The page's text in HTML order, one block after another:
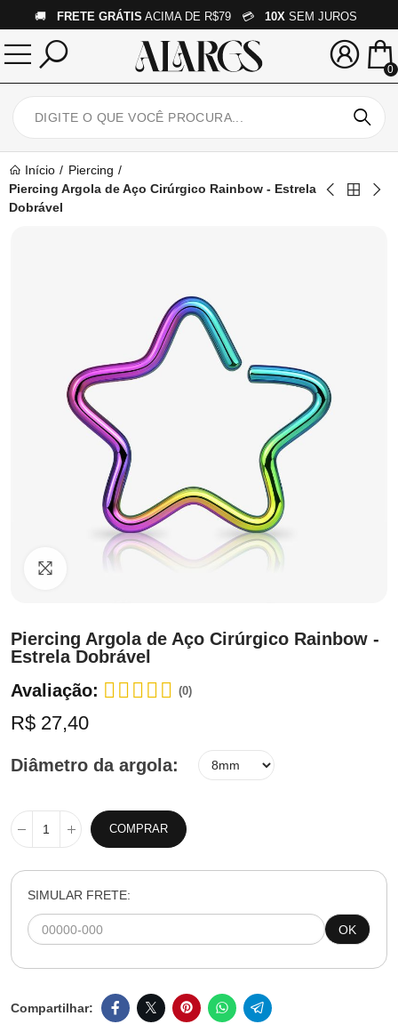
🚚 FRETE GRÁTIS ACIMA DE R$79 💳 10X SEM JUROS
0
Início
Piercing
Piercing Argola de Aço Cirúrgico Rainbow - Estrela
Dobrável
Clique para ampliar
Piercing Argola de Aço Cirúrgico Rainbow -
Estrela Dobrável
Avaliação:
(0)
R$ 27,40
Diâmetro da argola
COMPRAR
SIMULAR FRETE:
OK